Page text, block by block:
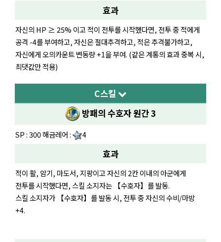
효과
자신의 HP ≥ 25% 이고 적이 전투를 시작했다면, 전투 중 적에게
공격 -4를 부여하고, 자신은 절대추격하고, 적은 추격불가하고,
자신에게 오의카운트 변동량 +1을 부여. (같은 계통의 효과 중복 시,
최댓값만 적용)
C스킬
방패의 수호자 원간 3
SP : 300 해금레어 : 4
효과
적이 활, 암기, 마도서, 지팡이고 자신의 2칸 이내의 아군에게
전투를 시작했다면, 스킬 소지자는 【수호자】를 발동.
스킬 소지자가 【수호자】를 발동 시, 전투 중 자신의 수비/마방
+4.